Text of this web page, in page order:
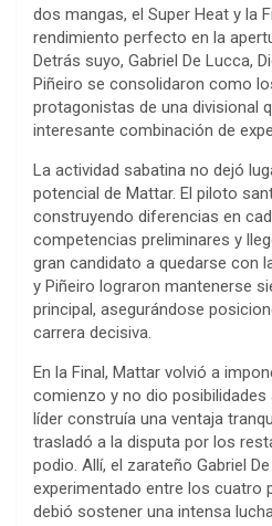
dos mangas, el Super Heat y la
rendimiento perfecto en la
Detrás suyo, Gabriel De Lucca,
Piñeiro se consolidaron como
protagonistas de una divisional
interesante combinación de
La actividad sabatina no dejó
potencial de Mattar. El piloto
construyendo diferencias en
competencias preliminares y
gran candidato a quedarse con
y Piñeiro lograron mantenerse
principal, asegurándose
carrera decisiva.
En la Final, Mattar volvió a
comienzo y no dio posibilidades
líder construía una ventaja
trasladó a la disputa por los
podio. Allí, el zarateño Gabriel
experimentado entre los cuatro
debió sostener una intensa